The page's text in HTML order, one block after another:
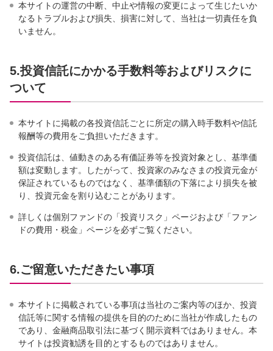
本サイトの運営の中断、中止や情報の変更によって生じたいか
なるトラブルおよび損失、損害に対して、当社は一切責任を負
いません。
5.投資信託にかかる手数料等およびリスクに
ついて
本サイトに掲載の各投資信託ごとに所定の購入時手数料や信託
報酬等の費用をご負担いただきます。
投資信託は、値動きのある有価証券等を投資対象とし、基準価
額は変動します。したがって、投資家のみなさまの投資元金が
保証されているものではなく、基準価額の下落により損失を被
り、投資元金を割り込むことがあります。
詳しくは個別ファンドの「投資リスク」ページおよび「ファン
ドの費用・税金」ページを必ずご覧ください。
6.ご留意いただきたい事項
本サイトに掲載されている事項は当社のご案内等のほか、投資
信託等に関する情報の提供を目的のために当社が作成したもの
であり、金融商品取引法に基づく開示資料ではありません。本
サイトは投資勧誘を目的とするものではありません。